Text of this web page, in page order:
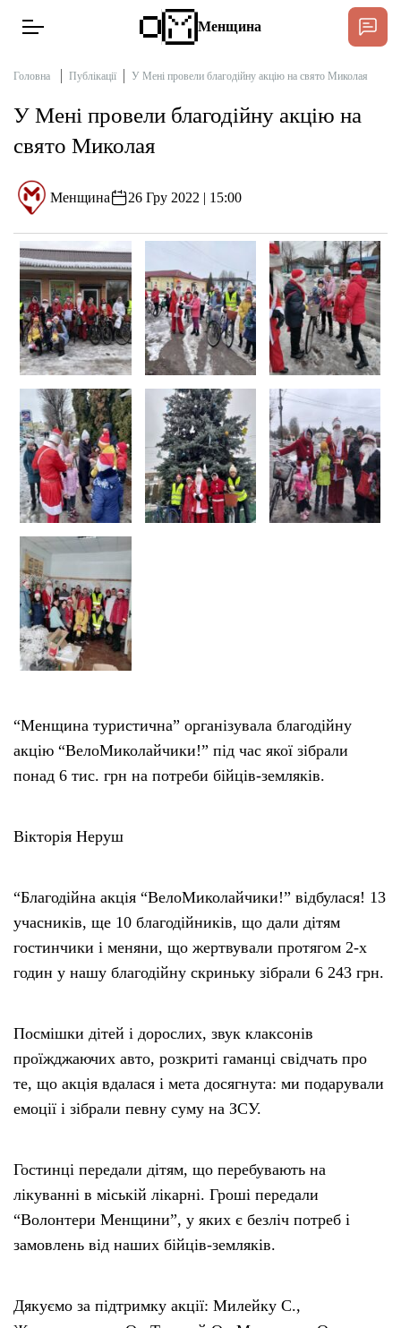
Новини
Інтерв’ю
Публікації
Про нас
Бюджет
Тендери
Довідник
Контакти
Рекламні прайси
Підтримати «місцевих»
Етичний кодекс
Менщина
Головна Публікації У Мені провели благодійну акцію на свято Миколая
У Мені провели благодійну акцію на
свято Миколая
Менщина 26 Гру 2022 | 15:00
“Менщина туристична” організувала благодійну
акцію “ВелоМиколайчики!” під час якої зібрали
понад 6 тис. грн на потреби бійців-земляків.
Вікторія Неруш
“Благодійна акція “ВелоМиколайчики!” відбулася! 13
учасників, ще 10 благодійників, що дали дітям
гостинчики і меняни, що жертвували протягом 2-х
годин у нашу благодійну скриньку зібрали 6 243 грн.
Посмішки дітей і дорослих, звук клаксонів
проїжджаючих авто, розкриті гаманці свідчать про
те, що акція вдалася і мета досягнута: ми подарували
емоції і зібрали певну суму на ЗСУ.
Гостинці передали дітям, що перебувають на
лікуванні в міській лікарні. Гроші передали
“Волонтери Менщини”, у яких є безліч потреб і
замовлень від наших бійців-земляків.
Дякуємо за підтримку акції: Милейку С.,